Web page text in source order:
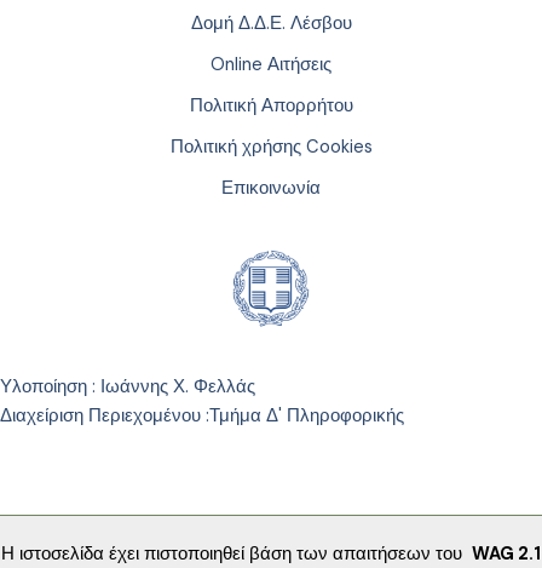
Δομή Δ.Δ.Ε. Λέσβου
Online Αιτήσεις
Πολιτική Απορρήτου
Πολιτική χρήσης Cookies
Επικοινωνία
Υλοποίηση : Ιωάννης Χ. Φελλάς
Διαχείριση Περιεχομένου :Τμήμα Δ' Πληροφορικής
Η ιστοσελίδα έχει πιστοποιηθεί βάση των απαιτήσεων του WAG 2.1